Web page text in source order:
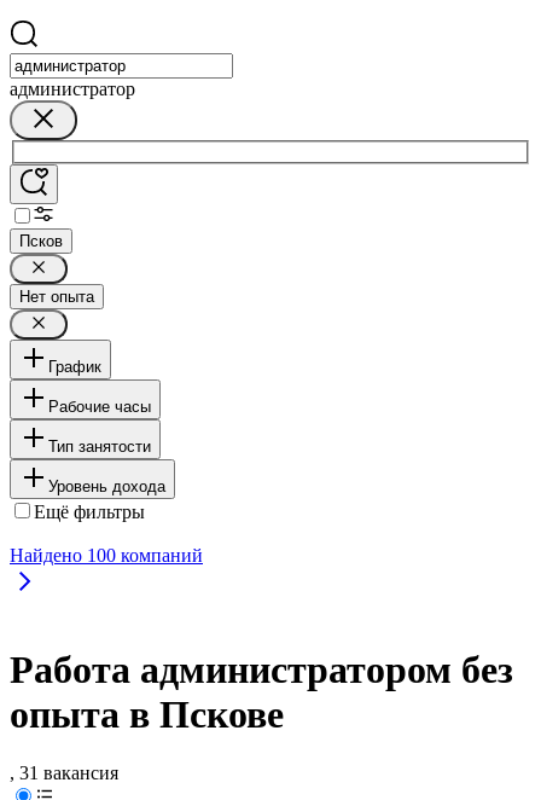
администратор
Псков
Нет опыта
График
Рабочие часы
Тип занятости
Уровень дохода
Ещё фильтры
Найдено 100 компаний
Работа администратором без
опыта в Пскове
, 31 вакансия